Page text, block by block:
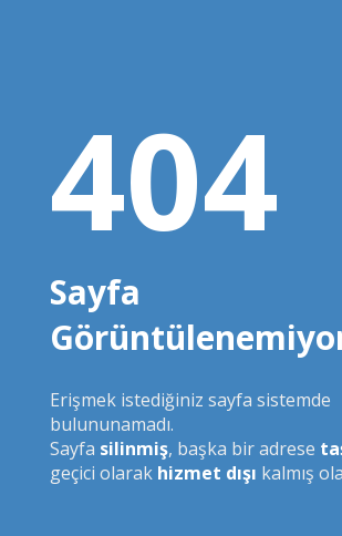
404
Sayfa
Erişmek istediğiniz sayfa sistemde
bulununamadı.
Sayfa silinmiş, başka bir adrese
geçici olarak hizmet dışı kalmış